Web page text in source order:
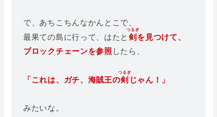
で、あちこちんなかんとこで、
最果ての島に行って、はたと 剣
つるぎ
を見つけて、
ブロックチェーンを参照 したら、
「これは、ガチ、海賊王の剣
つるぎ
じゃん！」
みたいな。